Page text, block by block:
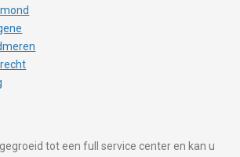
tot een full service center en kan u